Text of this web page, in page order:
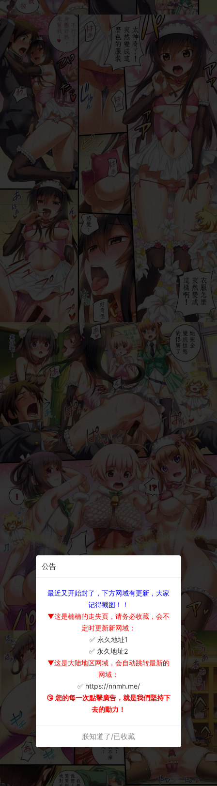
公告
最近又开始封了，下方网域有更新，大家
记得截图！！
▼这是楠楠的走失页，请务必收藏，会不
定时更新新网域：
✅ 永久地址1
✅ 永久地址2
▼这是大陆地区网域，会自动跳转最新的
网域：
✅ https://nnmh.me/
😘 您的每一次點擊廣告，就是我們堅持下
去的動力！
朕知道了/已收藏